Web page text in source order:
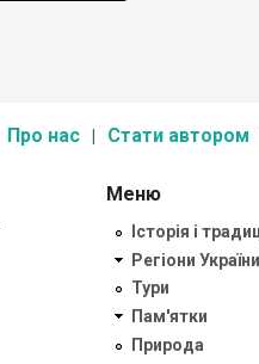
Про нас Стати автором
Меню
Історія і
Регіони України
Тури
Пам'ятки
Природа